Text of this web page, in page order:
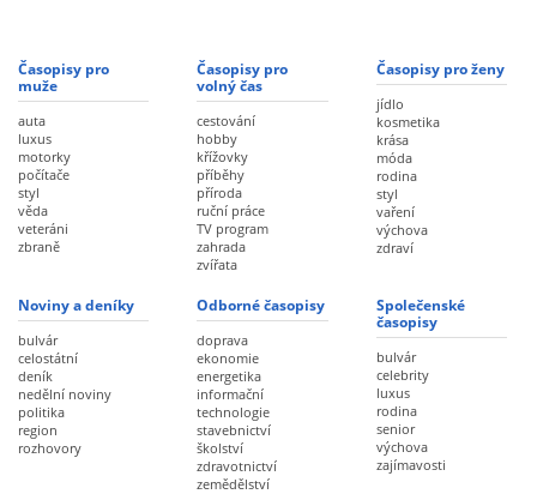
Časopisy pro
muže
auta
luxus
motorky
počítače
styl
věda
veteráni
zbraně
Časopisy pro
volný čas
cestování
hobby
křížovky
příběhy
příroda
ruční práce
TV program
zahrada
zvířata
Časopisy pro ženy
jídlo
kosmetika
krása
móda
rodina
styl
vaření
výchova
zdraví
Noviny a deníky
bulvár
celostátní
deník
nedělní noviny
politika
region
rozhovory
Odborné časopisy
doprava
ekonomie
energetika
informační
technologie
stavebnictví
školství
zdravotnictví
zemědělství
Společenské
časopisy
bulvár
celebrity
luxus
rodina
senior
výchova
zajímavosti